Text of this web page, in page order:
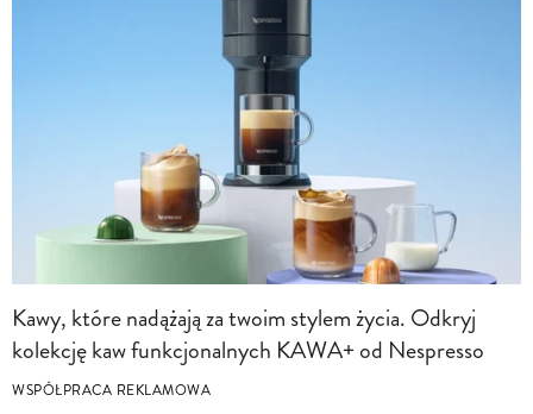
Kawy, które nadążają za twoim stylem życia. Odkryj
kolekcję kaw funkcjonalnych KAWA+ od Nespresso
WSPÓŁPRACA REKLAMOWA